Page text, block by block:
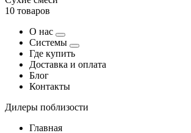
10 товаров
О нас
Системы
Где купить
Доставка и оплата
Блог
Контакты
Дилеры поблизости
Главная